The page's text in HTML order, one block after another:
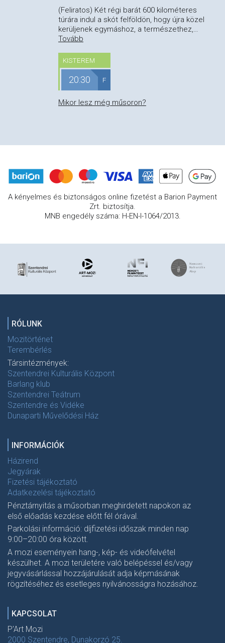
(Feliratos) Két régi barát 600 kilométeres
túrára indul a skót felföldön, hogy újra közel
kerüljenek egymáshoz, a természethez,…
Tovább
KISTEREM
20:30 F
Mikor lesz még műsoron?
A kényelmes és biztonságos online fizetést a Barion Payment
Zrt. biztosítja.
MNB engedély száma: H-EN-I-1064/2013.
RÓLUNK
Mozitörténet
Terembérlés
Társintézmények:
Szentendrei Kulturális Központ
Barlang klub
Szentendrei Teátrum
Szentendre és Vidéke
Dunaparti Művelődési Ház
INFORMÁCIÓK
Házirend
Jegyárak
Fizetési tájékoztató
Adatkezelési tájékoztató
Pénztárnyitás a műsorban meghirdetett napokon az
első előadás kezdése előtt fél órával.
Parkolási információ: díjfizetési időszak minden nap
9:00–20:00 óra között.
A mozi eseményein hang-, kép- és videófelvétel
készülhet. A mozi területére való belépéssel és/vagy
jegyvásárlással hozzájárulását adja képmásának
rögzítéséhez és esetleges nyilvánosságra hozásához.
KAPCSOLAT
P'Art Mozi
2000 Szentendre, Dunakorzó 25.